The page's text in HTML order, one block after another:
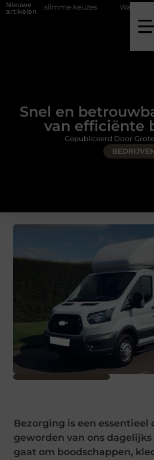
Nieuwe
artikelen
keuzes Waarom kiezen voor een
Snel en
van efficiënte
Gepubliceerd Door
Bezorging is een essentieel
geworden van ons dagelijks
gaat om boodschappen,